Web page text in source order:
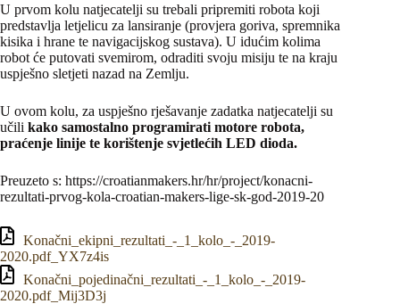
U prvom kolu natjecatelji su trebali pripremiti robota koji
predstavlja letjelicu za lansiranje (provjera goriva, spremnika
kisika i hrane te navigacijskog sustava). U idućim kolima
robot će putovati svemirom, odraditi svoju misiju te na kraju
uspješno sletjeti nazad na Zemlju.
U ovom kolu, za uspješno rješavanje zadatka natjecatelji su
učili kako samostalno programirati motore robota,
praćenje linije te korištenje svjetlećih LED dioda.
Preuzeto s: https://croatianmakers.hr/hr/project/konacni-
rezultati-prvog-kola-croatian-makers-lige-sk-god-2019-20
Konačni_ekipni_rezultati_-_1_kolo_-_2019-
2020.pdf_YX7z4is
Konačni_pojedinačni_rezultati_-_1_kolo_-_2019-
2020.pdf_Mij3D3j